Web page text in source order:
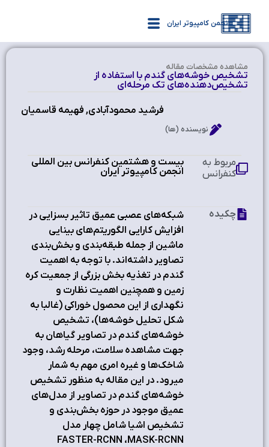
انجمن کامپیوتر ایران
مشاهده‌ مشخصات مقاله
تشخیص خوشه‌های گندم با استفاده از
تشخیص‌دهنده‌های تک مرحله‌ای
فرشید محمودآبادی, فهیمه قاسمیان
نویسنده (ها)
بیست و هشتمین کنفرانس بین المللی
انجمن کامپیوتر ایران
مربوط به
کنفرانس
شبکه‌های عصبی عمیق تاثیر بسزایی در
افزایش کارایی الگوریتم‌های بینایی
ماشین از جمله طبقه‌بندی و بخش‌بندی
تصاویر داشته‌اند. با توجه‌ به اهمیت
گندم در تغذیه بخش بزرگی از جمعیت کره
زمین و همچنین اهمیت نظارت و
نگهداری از این محصول خوراکی (غالبا به
شکل تحلیل خوشه‌ها)، تشخیص
خوشه‌های گندم در تصاویر گیاهان به
جهت مشاهده سلامت، مرحله رشد، وجود
شاخک‏‌ها و غیره امری مهم به شمار
می‏رود. در این مقاله به منظور تشخیص
خوشه‌های گندم در تصاویر از مدل‌های
عمیق موجود در حوزه بخش‌بندی و
تشخیص اشیا شامل چهار مدل
FASTER-RCNN ،MASK-RCNN
چکیده